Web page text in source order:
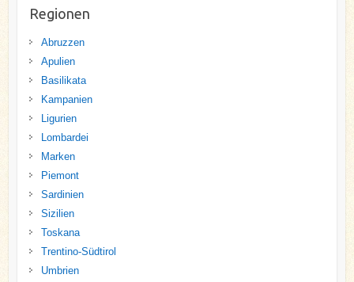
Regionen
Abruzzen
Apulien
Basilikata
Kampanien
Ligurien
Lombardei
Marken
Piemont
Sardinien
Sizilien
Toskana
Trentino-Südtirol
Umbrien